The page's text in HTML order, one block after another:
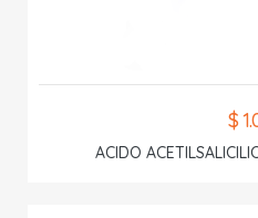
$
ACIDO